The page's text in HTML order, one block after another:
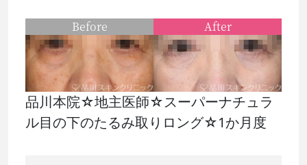
品川本院☆地主医師☆スーパーナチュラ
ル目の下のたるみ取りロング☆1か月度
Before After